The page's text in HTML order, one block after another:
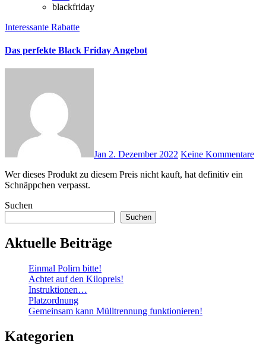
blackfriday
Interessante Rabatte
Das perfekte Black Friday Angebot
Jan 2. Dezember 2022 Keine Kommentare
Wer dieses Produkt zu diesem Preis nicht kauft, hat definitiv ein
Schnäppchen verpasst.
Suchen
Suchen
Aktuelle Beiträge
Einmal Polirn bitte!
Achtet auf den Kilopreis!
Instruktionen…
Platzordnung
Gemeinsam kann Mülltrennung funktionieren!
Kategorien